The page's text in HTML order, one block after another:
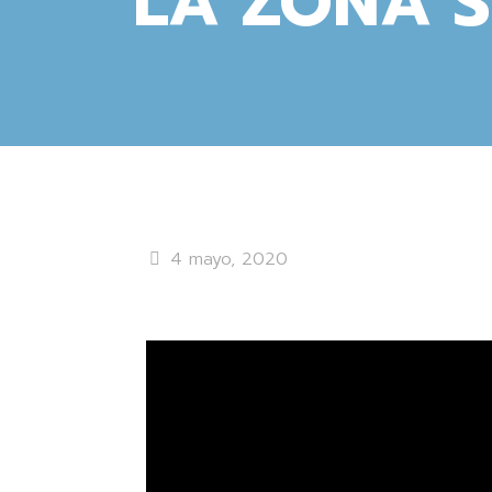
4 mayo, 2020